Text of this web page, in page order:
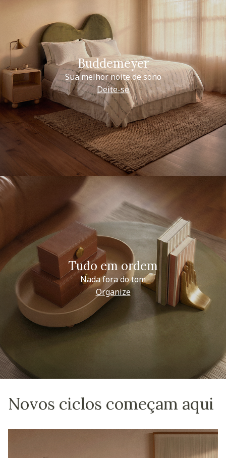
Buddemeyer
Sua melhor noite de sono
Deite-se
Tudo em ordem
Nada fora do tom
Organize
Novos ciclos começam aqui